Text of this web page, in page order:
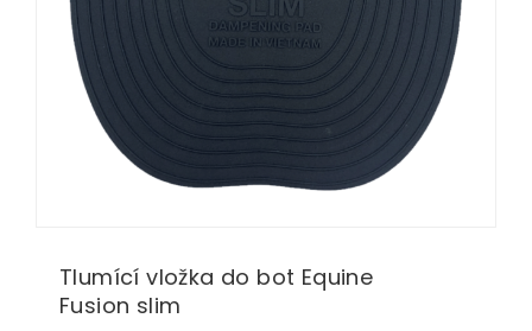
Tlumící vložka do bot Equine
Fusion slim